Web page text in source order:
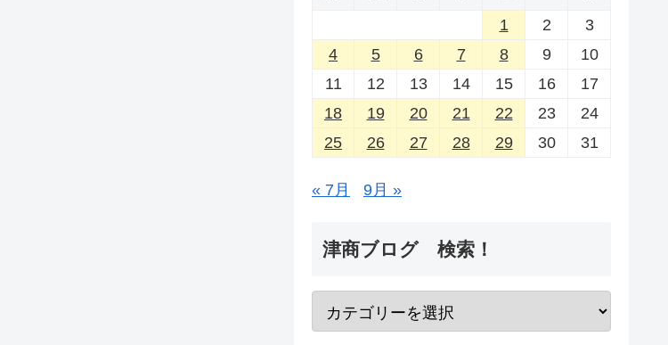
1
2
3
4
5 6 7 8 9
10
11
12 13 14 15 16
17
18
19 20 21 22 23
24
25
26 27 28 29 30 31
« 7月 9月 »
津商ブログ 検索！